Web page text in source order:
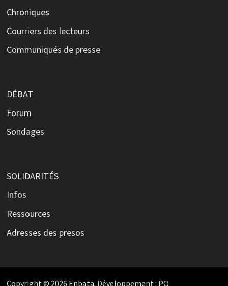
Chroniques
Courriers des lecteurs
Communiqués de presse
DÉBAT
Forum
Sondages
SOLIDARITÉS
Infos
Ressources
Adresses des presos
Copyright © 2026 Enbata. Développement : PO